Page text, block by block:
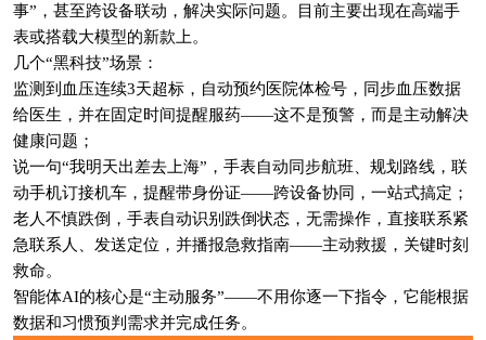
事”，甚至跨设备联动，解决实际问题。目前主要出现在高端手
表或搭载大模型的新款上。
几个“黑科技”场景：
监测到血压连续3天超标，自动预约医院体检号，同步血压数据
给医生，并在固定时间提醒服药——这不是预警，而是主动解决
健康问题；
说一句“我明天出差去上海”，手表自动同步航班、规划路线，联
动手机订接机车，提醒带身份证——跨设备协同，一站式搞定；
老人不慎跌倒，手表自动识别跌倒状态，无需操作，直接联系紧
急联系人、发送定位，并播报急救指南——主动救援，关键时刻
救命。
智能体AI的核心是“主动服务”——不用你逐一下指令，它能根据
数据和习惯预判需求并完成任务。